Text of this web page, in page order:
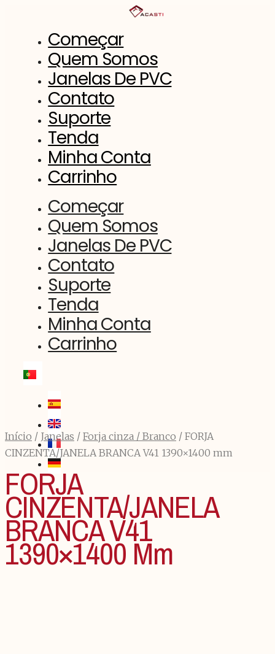
conteúdo
Começar
Quem Somos
Janelas De PVC
Contato
Suporte
Tenda
Minha Conta
Carrinho
Começar
Quem Somos
Janelas De PVC
Contato
Suporte
Tenda
Minha Conta
Carrinho
Início / Janelas / Forja cinza / Branco / FORJA
CINZENTA/JANELA BRANCA V41 1390×1400 mm
FORJA
CINZENTA/JANELA
BRANCA V41
1390×1400 Mm